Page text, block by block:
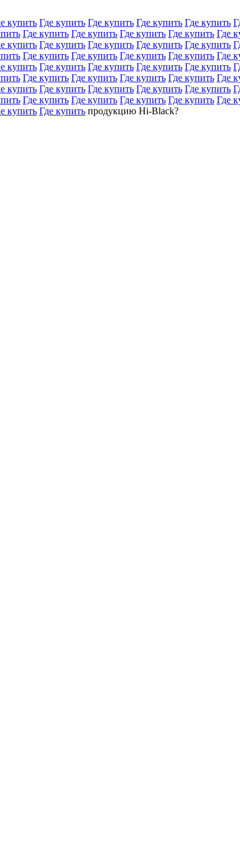
купить Где купить Где купить Где купить Где купить
Где купить Где купить Где купить Где купить Где
купить Где купить Где купить Где купить Где купить
Где купить Где купить Где купить Где купить Где
купить Где купить Где купить Где купить Где купить
Где купить Где купить Где купить Где купить Где
купить Где купить Где купить Где купить Где купить
Где купить Где купить Где купить Где купить Где
купить Где купить продукцию Hi-Black?